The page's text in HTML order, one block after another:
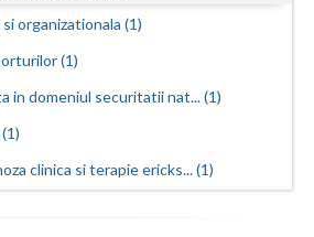
organizationala (1)
(1)
in domeniul securitatii nat... (1)
clinica si terapie ericks... (1)